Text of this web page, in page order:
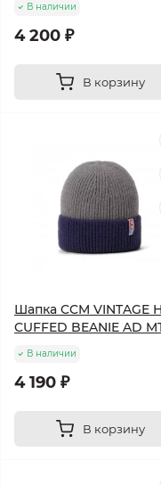
В наличии
4 200 ₽
В корзину
Шапка CCM VINTAGE
CUFFED BEANIE AD
В наличии
4 190 ₽
В корзину